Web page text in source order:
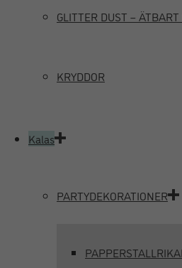
GLITTER DUST – ÄTBART
KRYDDOR
Kalas
PARTYDEKORATIONER